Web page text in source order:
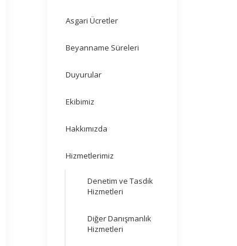
Asgari Ücretler
Beyanname Süreleri
Duyurular
Ekibimiz
Hakkımızda
Hizmetlerimiz
Denetim ve Tasdik
Hizmetleri
Diğer Danışmanlık
Hizmetleri